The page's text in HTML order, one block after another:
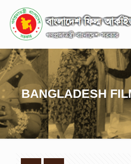
BANGLADESH